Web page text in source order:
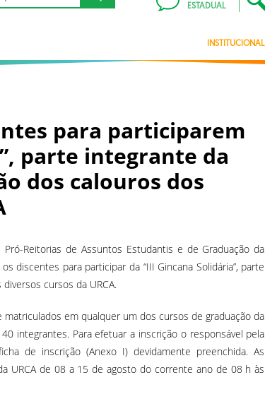
ESTADUAL
INSTITUCIONAL
para participarem
parte integrante da
dos calouros dos
Reitorias de Assuntos Estudantis e de Graduação da
discentes para participar da “III Gincana Solidária”, parte
cursos da URCA.
em qualquer um dos cursos de graduação da
integrantes. Para efetuar a inscrição o responsável pela
de inscrição (Anexo I) devidamente preenchida. As
URCA de 08 a 15 de agosto do corrente ano de 08 h às